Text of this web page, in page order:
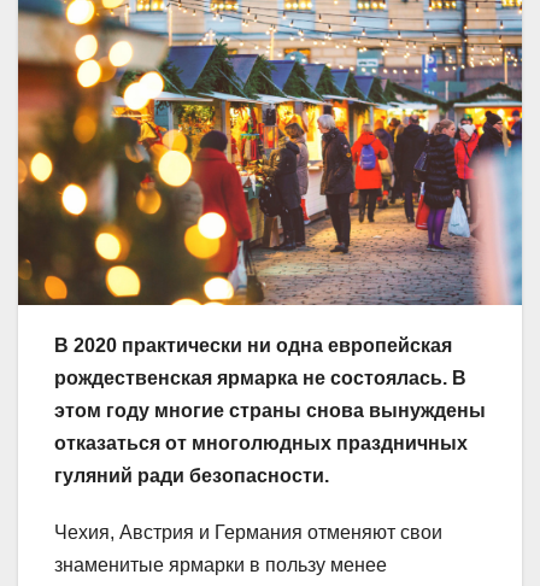
В 2020 практически ни одна европейская
рождественская ярмарка не состоялась. В
этом году многие страны снова вынуждены
отказаться от многолюдных праздничных
гуляний ради безопасности.
Чехия, Австрия и Германия отменяют свои
знаменитые ярмарки в пользу менее